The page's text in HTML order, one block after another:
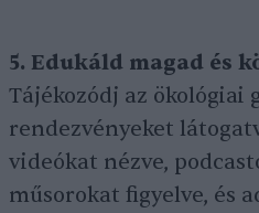
5. Edukáld magad és
Tájékozódj az ökológiai
rendezvényeket
videókat nézve,
műsorokat figyelve, és